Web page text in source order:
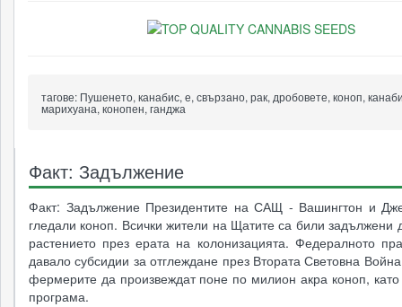
тагове: Пушенето, канабис, е, свързано, рак, дробовете, коноп,
марихуана, конопен, ганджа
Факт: Задължение
Факт: Задължение Президентите на САЩ - Вашингтон и
гледали коноп. Всички жители на Щатите са били задължени
растението през ерата на колонизацията. Федералното
давало субсидии за отглеждане през Втората Световна
фермерите да произвеждат поне по милион акра коноп, като
програма.